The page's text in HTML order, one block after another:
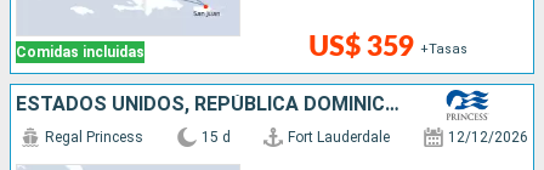
Comidas incluidas US$ 359 +Tasas
ESTADOS UNIDOS, REPÚBLICA DOMINICANA, ARUBA, BAHAMAS
Regal Princess 15 d Fort Lauderdale 12/12/2026